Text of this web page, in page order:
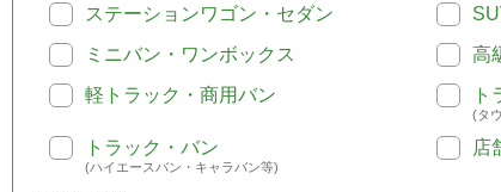
ステーションワゴン・セダン
ミニバン・ワンボックス
高
軽トラック・商用バン
ト
(タ
トラック・バン
(ハイエースバン・キャラバン等)
店